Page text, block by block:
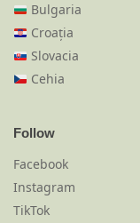
Bulgaria
Croația
Slovacia
Cehia
Follow
Facebook
Instagram
TikTok